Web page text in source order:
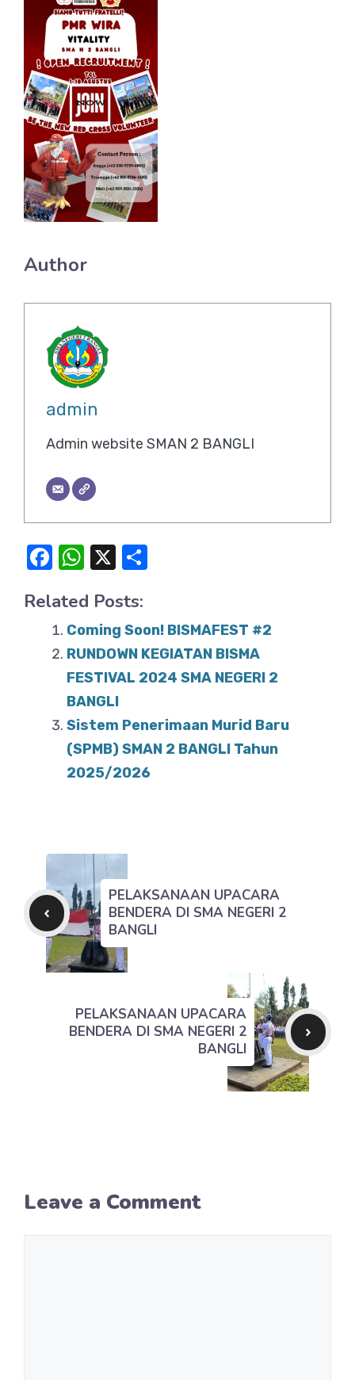
Author
admin
Admin website SMAN 2 BANGLI
F
c
e
b
k
W
at
s
A
p
p
X
e
Related Posts:
Coming Soon! BISMAFEST #2
RUNDOWN KEGIATAN BISMA
FESTIVAL 2024 SMA NEGERI 2
BANGLI
Sistem Penerimaan Murid Baru
(SPMB) SMAN 2 BANGLI Tahun
2025/2026
PELAKSANAAN UPACARA
BENDERA DI SMA NEGERI 2
BANGLI
PELAKSANAAN UPACARA
BENDERA DI SMA NEGERI 2
BANGLI
Leave a Comment